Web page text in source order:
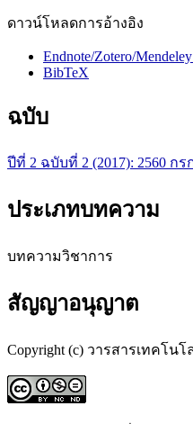
ดาวน์โหลดการอ้างอิง
Endnote/Zotero/
BibTeX
ฉบับ
ปีที่ 2 ฉบับที่ 2 (2017): 2560 ก
ประเภทบทความ
บทความวิชาการ
สัญญาอนุญาต
Copyright (c) วารสารเทคโ